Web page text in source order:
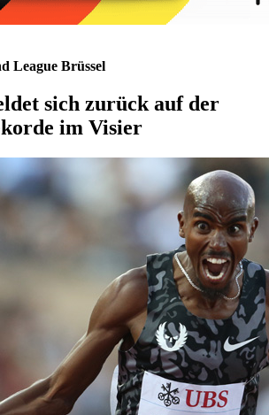
League Brüssel
sich zurück auf der
im Visier